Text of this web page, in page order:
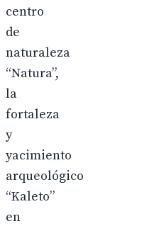
centro
de
naturaleza
“Natura”,
la
fortaleza
y
yacimiento
arqueológico
“Kaleto”
en